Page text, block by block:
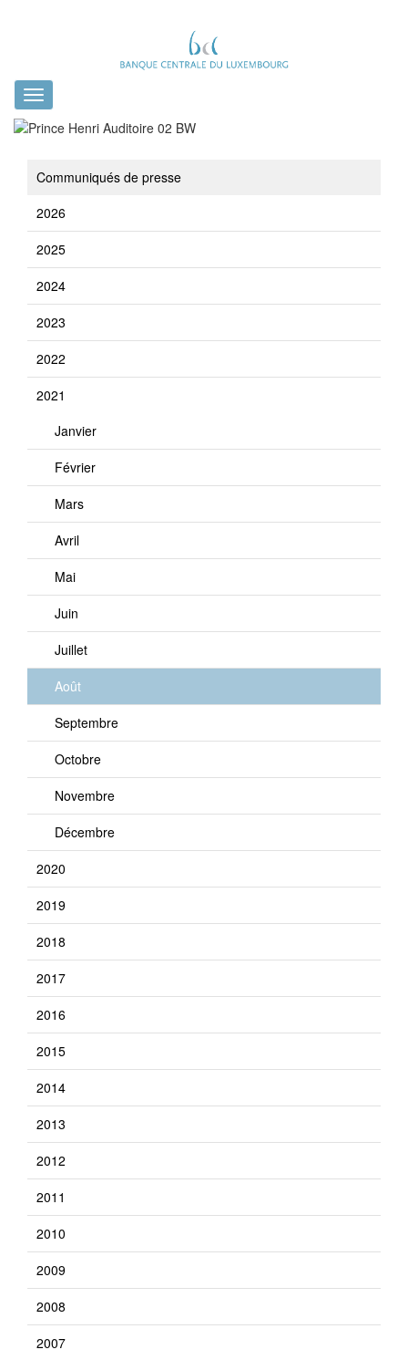
Toggle
navigation
Communiqués de presse
2026
2025
2024
2023
2022
2021
Janvier
Février
Mars
Avril
Mai
Juin
Juillet
Août
Septembre
Octobre
Novembre
Décembre
2020
2019
2018
2017
2016
2015
2014
2013
2012
2011
2010
2009
2008
2007